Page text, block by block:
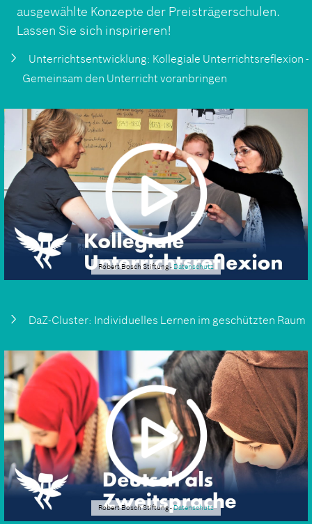
ausgewählte Konzepte der Preisträgerschulen.
Lassen Sie sich inspirieren!
Unterrichts­entwicklung: Kollegiale Unterrichtsreflexion -
Gemeinsam den Unterricht voranbringen
Robert Bosch Stiftung - Datenschutz
DaZ-Cluster: Individuelles Lernen im geschützten Raum
Robert Bosch Stiftung -Datenschutz